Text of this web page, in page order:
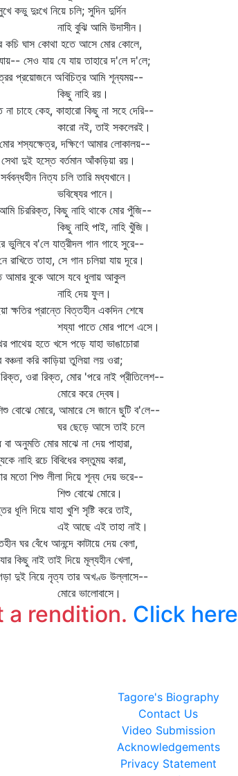
কভু দুঃখে নিয়ে চলি; সুদিন দুর্দিন
বুঝি আমি উদাসীন।
কচি ঘাস কোথা হতে আসে মোর কোলে,
সেও যায় যে যায় তাহারে দ'লে দ'লে;
প্রয়োজনে অবিচিত্র আমি শূন্যময়--
নাহি রয়।
না চাহে কেহ, কাহারো কিছু না সহে দেরি--
নই, তাই সকলেরই।
মোর শস্যক্ষেত্র, দক্ষিণে আমার লোকালয়--
সেথা দুই হস্তে বর্তমান আঁকড়িয়া রয়।
নিত্য চলি তারি মধ্যখানে।
পানে।
চিররিক্ত, কিছু নাহি থাকে মোর পুঁজি--
নাহি পাই, নাহি খুঁজি।
ভুলিবে ব'লে যাত্রীদল গান গাহে সুরে--
রাখিতে তাহা, সে গান চলিয়া যায় দূরে।
আমার বুকে আসে যবে ধুলায় আকুল
দেয় ফুল।
ক্ষতির প্রান্তে বিত্তহীন একদিন শেষে
পাতে মোর পাশে এসে।
পাথেয় হতে খসে পড়ে যাহা ভাঙাচোরা
বঞ্চনা করি কাড়িয়া তুলিয়া লয় ওরা;
ওরা রিক্ত, মোর 'পরে নাই প্রীতিলেশ--
করে দ্বেষ।
বোঝে মোরে, আমারে সে জানে ছুটি ব'লে--
ছেড়ে আসে তাই চলে
বা অনুমতি মোর মাঝে না দেয় পাহারা,
নাহি রচে বিবিধের বস্তুময় কারা,
মতো শিশু লীলা দিয়ে শূন্য দেয় ভরে--
বোঝে মোরে।
ধূলি দিয়ে যাহা খুশি সৃষ্টি করে তাই,
আছে এই তাহা নাই।
ঘর বেঁধে আনন্দে কাটায়ে দেয় বেলা,
কিছু নাই তাই দিয়ে মূল্যহীন খেলা,
দুই নিয়ে নৃত্য তার অখণ্ড উল্লাসে--
ভালোবাসে।
rendition. Click here
Tagore's Biography
Contact Us
Video Submission
Acknowledgements
Privacy Statement